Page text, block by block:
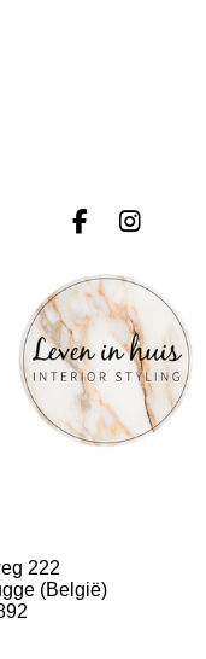
F
c
e
b
o
o
k
I
s
a
g
r
a
222
(België)